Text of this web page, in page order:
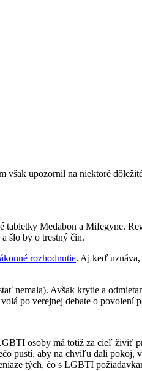
upozornil na niektoré
Medabon a Mifegyne.
šlo by o trestný čin.
rozhodnutie. Aj keď
nemala). Avšak krytie a
po verejnej debate o povolení
osoby má totiž za cieľ živiť
pustí, aby na chvíľu dali
tých, čo s LGBTI